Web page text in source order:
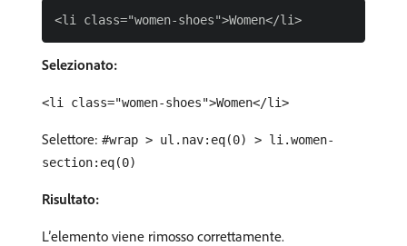
Selezionato:
<li class="women-shoes">Women</li>
Selettore: #wrap > ul.nav:eq(0) > li.women-
section:eq(0)
Risultato:
L’elemento viene rimosso correttamente.